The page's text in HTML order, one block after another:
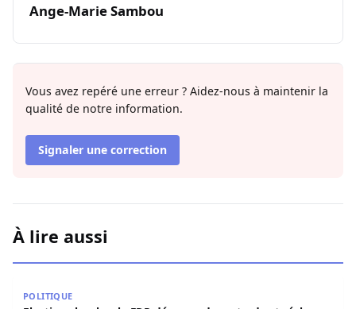
Ange-Marie Sambou
Vous avez repéré une erreur ? Aidez-nous à maintenir la
qualité de notre information.
Signaler une correction
À lire aussi
POLITIQUE